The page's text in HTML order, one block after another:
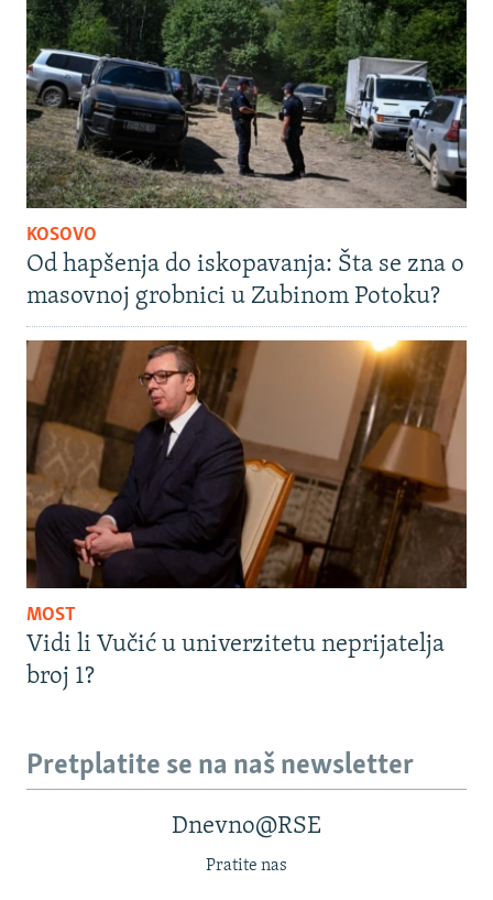
KOSOVO
Od hapšenja do iskopavanja: Šta se zna o
masovnoj grobnici u Zubinom Potoku?
MOST
Vidi li Vučić u univerzitetu neprijatelja
broj 1?
Pretplatite se na naš newsletter
Dnevno@RSE
Pratite nas